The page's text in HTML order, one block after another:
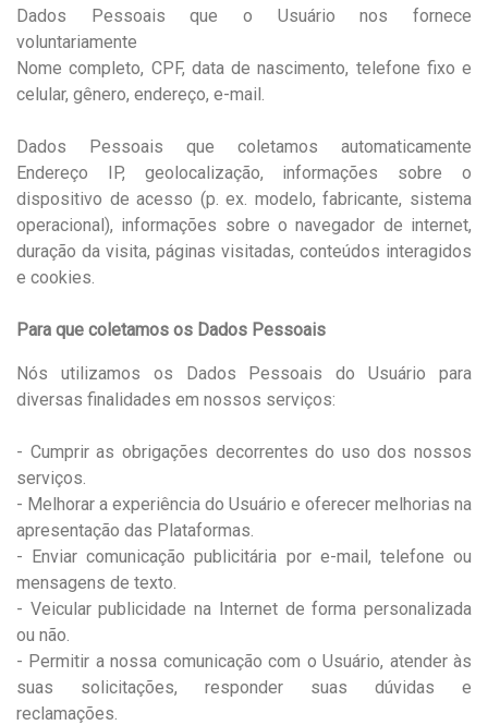
Dados Pessoais que o Usuário nos fornece
voluntariamente
Nome completo, CPF, data de nascimento, telefone fixo e
celular, gênero, endereço, e-mail.
Dados Pessoais que coletamos automaticamente
Endereço IP, geolocalização, informações sobre o
dispositivo de acesso (p. ex. modelo, fabricante, sistema
operacional), informações sobre o navegador de internet,
duração da visita, páginas visitadas, conteúdos interagidos
e cookies.
Para que coletamos os Dados Pessoais
Nós utilizamos os Dados Pessoais do Usuário para
diversas finalidades em nossos serviços:
- Cumprir as obrigações decorrentes do uso dos nossos
serviços.
- Melhorar a experiência do Usuário e oferecer melhorias na
apresentação das Plataformas.
- Enviar comunicação publicitária por e-mail, telefone ou
mensagens de texto.
- Veicular publicidade na Internet de forma personalizada
ou não.
- Permitir a nossa comunicação com o Usuário, atender às
suas solicitações, responder suas dúvidas e
reclamações.